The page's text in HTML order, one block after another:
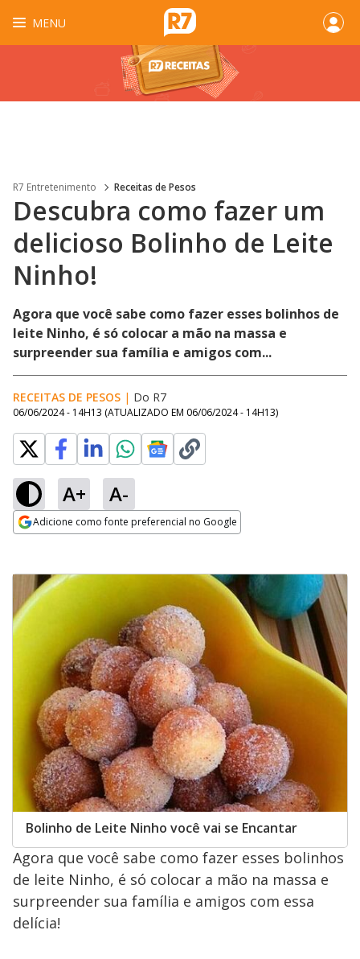
MENU
R7 Entretenimento Receitas de Pesos
Descubra como fazer um
delicioso Bolinho de Leite
Ninho!
Agora que você sabe como fazer esses bolinhos de
leite Ninho, é só colocar a mão na massa e
surpreender sua família e amigos com...
RECEITAS DE PESOS | Do R7
06/06/2024 - 14H13 (ATUALIZADO EM 06/06/2024 - 14H13)
A+ A-
Adicione como fonte preferencial no Google
Bolinho de Leite Ninho você vai se Encantar
Agora que você sabe como fazer esses bolinhos
de leite Ninho, é só colocar a mão na massa e
surpreender sua família e amigos com essa
delícia!